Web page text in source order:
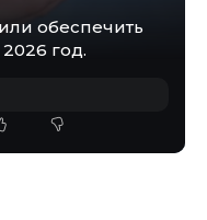
обеспечить
год.